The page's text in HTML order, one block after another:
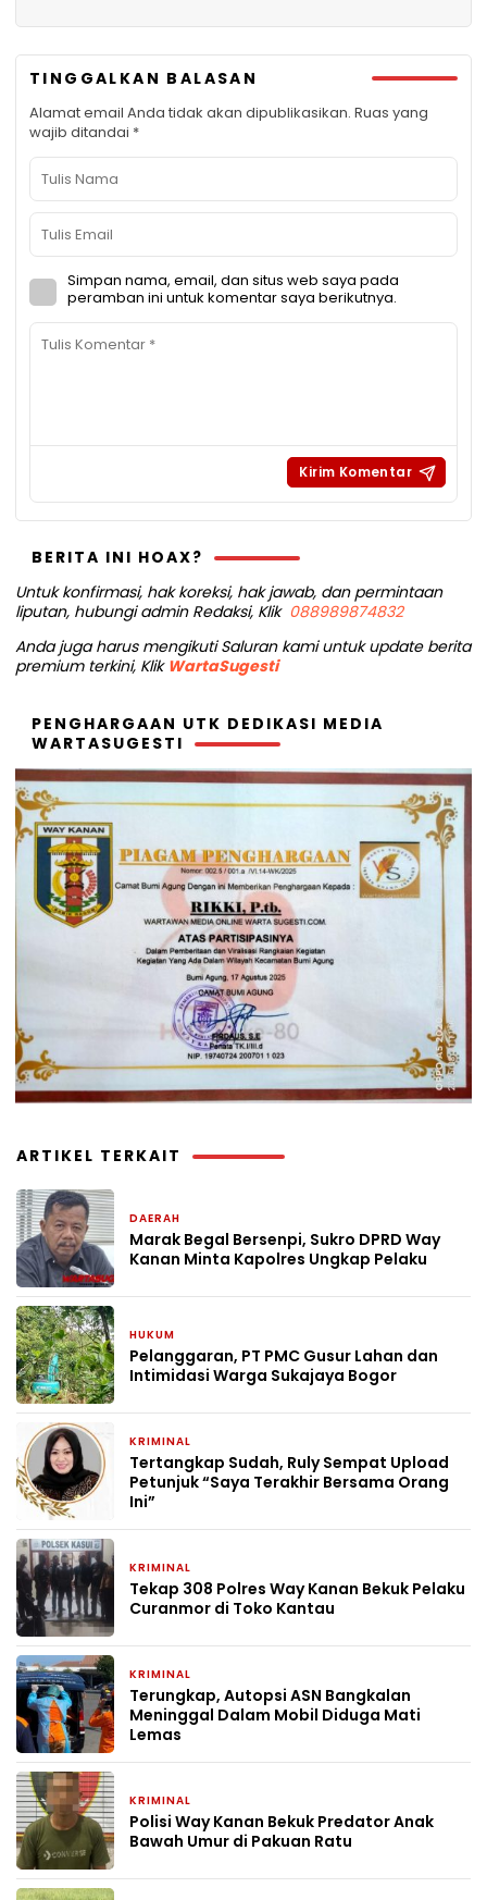
TINGGALKAN BALASAN
Alamat email Anda tidak akan dipublikasikan. Ruas yang
wajib ditandai *
Simpan nama, email, dan situs web saya pada
peramban ini untuk komentar saya berikutnya.
BERITA INI HOAX?
Untuk konfirmasi, hak koreksi, hak jawab, dan permintaan
liputan, hubungi admin Redaksi, Klik 088989874832
Anda juga harus mengikuti Saluran kami untuk update berita
premium terkini, Klik WartaSugesti
PENGHARGAAN UTK DEDIKASI MEDIA
WARTASUGESTI
ARTIKEL TERKAIT
DAERAH
Marak Begal Bersenpi, Sukro DPRD Way
Kanan Minta Kapolres Ungkap Pelaku
HUKUM
Pelanggaran, PT PMC Gusur Lahan dan
Intimidasi Warga Sukajaya Bogor
KRIMINAL
Tertangkap Sudah, Ruly Sempat Upload
Petunjuk “Saya Terakhir Bersama Orang
Ini”
KRIMINAL
Tekap 308 Polres Way Kanan Bekuk Pelaku
Curanmor di Toko Kantau
KRIMINAL
Terungkap, Autopsi ASN Bangkalan
Meninggal Dalam Mobil Diduga Mati
Lemas
KRIMINAL
Polisi Way Kanan Bekuk Predator Anak
Bawah Umur di Pakuan Ratu